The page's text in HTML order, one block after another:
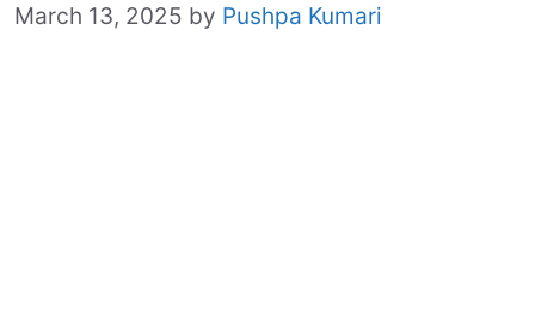
March 13, 2025 by Pushpa Kumari